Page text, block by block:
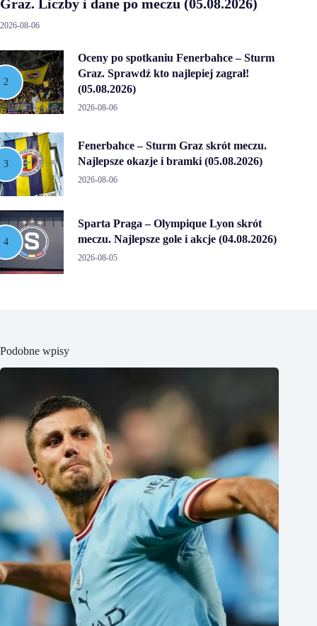
Graz. Liczby i dane po meczu (05.08.2026)
2026-08-06
Oceny po spotkaniu Fenerbahce – Sturm
Graz. Sprawdź kto najlepiej zagrał!
(05.08.2026)
2026-08-06
Fenerbahce – Sturm Graz skrót meczu.
Najlepsze okazje i bramki (05.08.2026)
2026-08-06
Sparta Praga – Olympique Lyon skrót
meczu. Najlepsze gole i akcje (04.08.2026)
2026-08-05
Podobne wpisy